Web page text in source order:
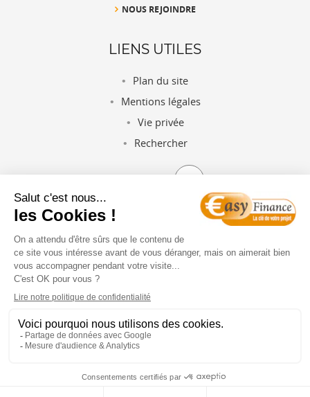
NOUS REJOINDRE
LIENS UTILES
Plan du site
Mentions légales
Vie privée
Rechercher
remboursement avant de vous engager.
L'emprunteur dispose d'un délai de réflexion de 10 jours. La vente est
subordonnée à l'obtention du prêt. Si celui-ci n'est pas obtenu, le
Copyright © 2010-2026 Easy Finance, La clé de votre projet. Tous droits